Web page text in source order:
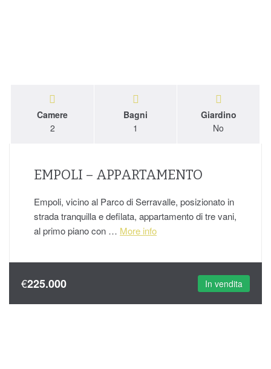
Camere
2
Bagni
1
Giardino
No
EMPOLI – APPARTAMENTO
Empoli, vicino al Parco di Serravalle, posizionato in
strada tranquilla e defilata, appartamento di tre vani,
al primo piano con … More info
€225.000 In vendita